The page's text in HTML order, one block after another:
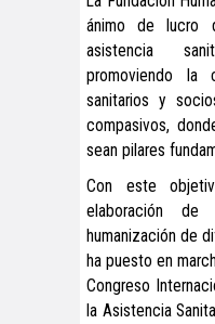
ánimo de lucro
asistencia
promoviendo la
sanitarios y
compasivos,
sean pilares
Con este
elaboración de
humanización de
ha puesto en
Congreso
la Asistencia